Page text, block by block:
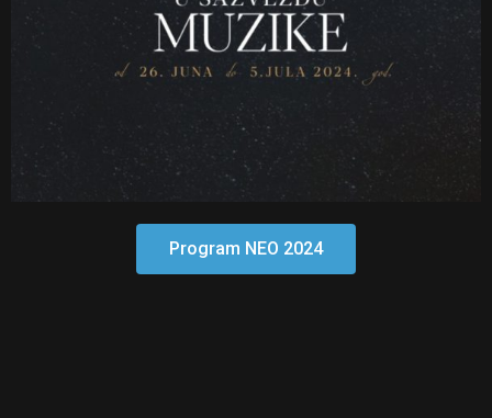
Program NEO 2024